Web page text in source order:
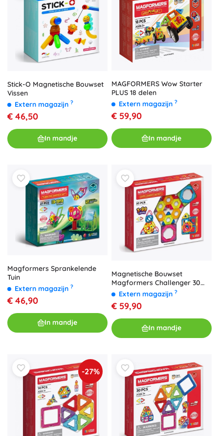
Stick-O Magnetische Bouwset
Vissen
Extern magazijn ?
€ 46,50
In mandje
MAGFORMERS Wow Starter
PLUS 18 delen
Extern magazijn ?
€ 59,90
In mandje
Magformers Sprankelende
Tuin
Extern magazijn ?
€ 46,90
In mandje
Magnetische Bouwset
Magformers Challenger 30
SetExtern magazijn ?
€ 59,90
In mandje
-27%